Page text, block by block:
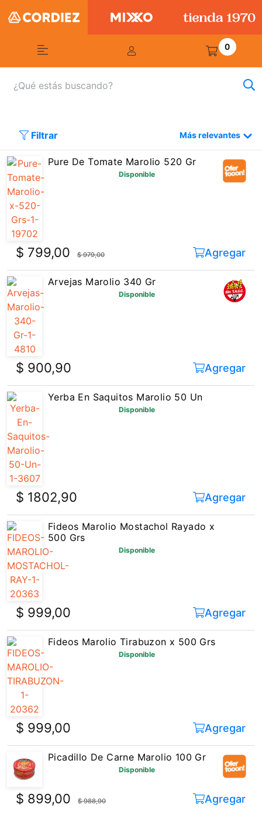
0
Filtrar Más relevantes
Pure De Tomate Marolio 520 Gr
Disponible
$ 799,00 $ 979,00 Agregar
Arvejas Marolio 340 Gr
Disponible
$ 900,90 Agregar
Yerba En Saquitos Marolio 50 Un
Disponible
$ 1802,90 Agregar
Fideos Marolio Mostachol Rayado x
500 Grs
Disponible
$ 999,00 Agregar
Fideos Marolio Tirabuzon x 500 Grs
Disponible
$ 999,00 Agregar
Picadillo De Carne Marolio 100 Gr
Disponible
$ 899,00 $ 988,90 Agregar